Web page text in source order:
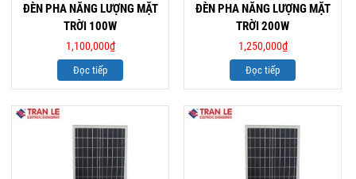
ĐÈN PHA NĂNG LƯỢNG MẶT
TRỜI 100W
1,100,000₫
Đọc tiếp
ĐÈN PHA NĂNG LƯỢNG MẶT
TRỜI 200W
1,250,000₫
Đọc tiếp